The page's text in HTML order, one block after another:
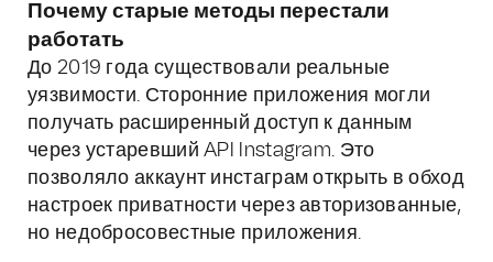
Почему старые методы перестали
работать
До 2019 года существовали реальные
уязвимости. Сторонние приложения могли
получать расширенный доступ к данным
через устаревший API Instagram. Это
позволяло аккаунт инстаграм открыть в обход
настроек приватности через авторизованные,
но недобросовестные приложения.